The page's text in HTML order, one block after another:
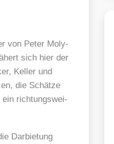
von Peter Moly­
sich hier der
Kel­ler und
die Schät­ze
ein rich­tungs­wei­
Dar­bie­tung